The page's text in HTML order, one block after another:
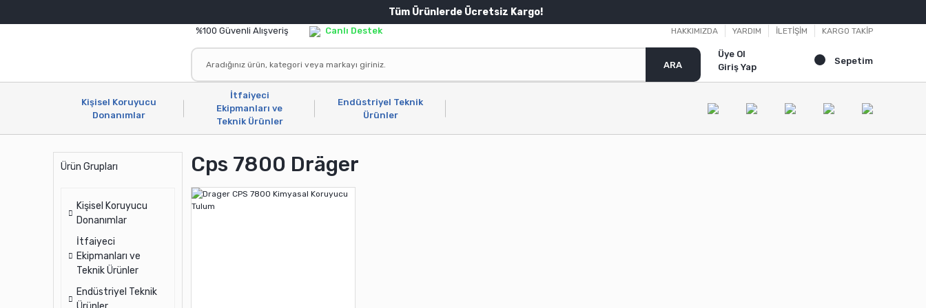
Tüm Ürünlerde Ücretsiz Kargo!
%100 Güvenli Alışveriş Canlı Destek HAKKIMIZDA YARDIM İLETİŞİM KARGO TAKİP
ARA
Üye Ol
Giriş Yap
Sepetim
Kişisel Koruyucu
Donanımlar
İtfaiyeci
Ekipmanları ve
Teknik Ürünler
Endüstriyel Teknik
Ürünler
Ürün Grupları
Kişisel Koruyucu
Donanımlar
İtfaiyeci
Ekipmanları ve
Teknik Ürünler
Endüstriyel Teknik
Cps 7800 Dräger